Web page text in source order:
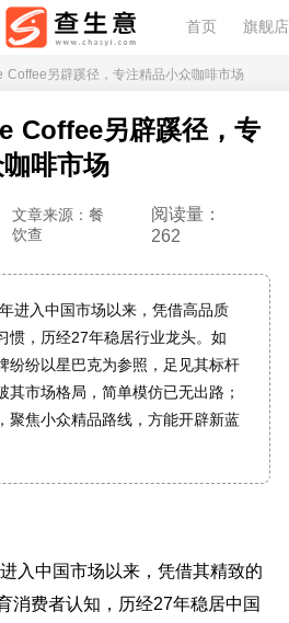
首页 旗舰店
Coffee另辟蹊径，专注精品小众咖啡市场
Coffee另辟蹊径，专
啡市场
文章来源：餐
饮查
阅读量：
262
进入中国市场以来，凭借高品质
惯，历经27年稳居行业龙头。如
纷纷以星巴克为参照，足见其标杆
其市场格局，简单模仿已无出路；
聚焦小众精品路线，方能开辟新蓝
入中国市场以来，凭借其精致的
消费者认知，历经27年稳居中国